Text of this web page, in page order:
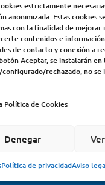
estrictamente
Estas cookies
con la finalidad de mejorar
contenidos e
de contacto y conexión a
Aceptar, se instalarán en
rechazado, no se
Política de Cookies
Denegar
Política de privacidadAviso
DE PRIVACIDAD